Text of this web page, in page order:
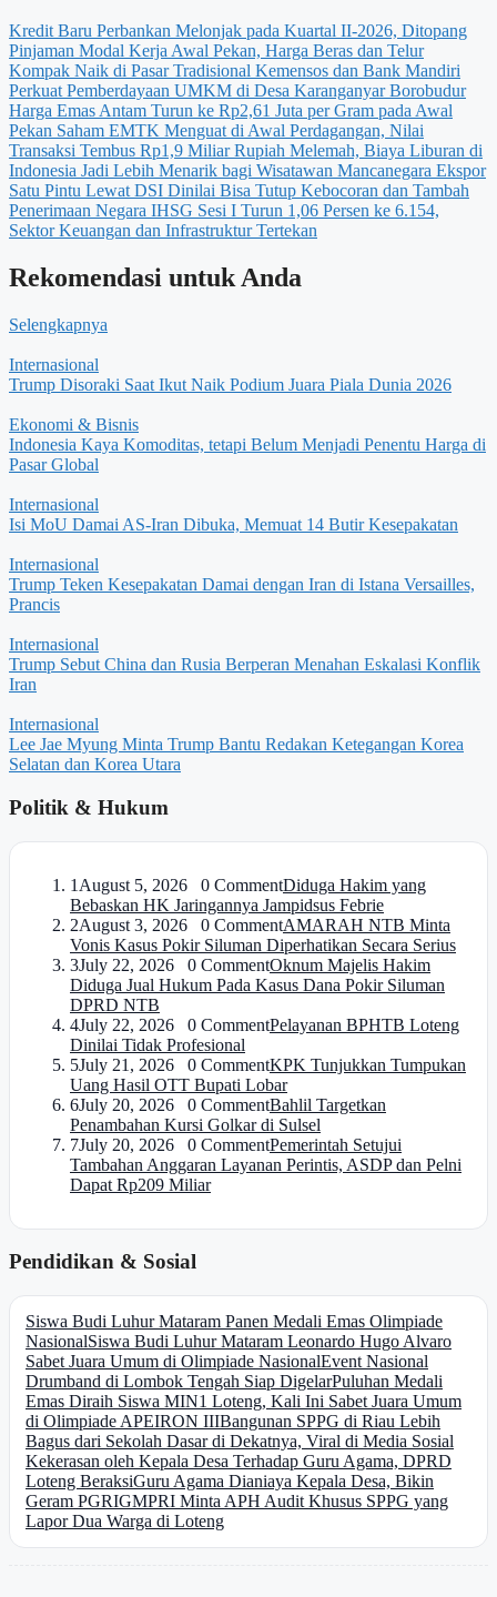
Kredit Baru Perbankan Melonjak pada Kuartal II-2026, Ditopang
Pinjaman Modal Kerja Awal Pekan, Harga Beras dan Telur
Kompak Naik di Pasar Tradisional Kemensos dan Bank Mandiri
Perkuat Pemberdayaan UMKM di Desa Karanganyar Borobudur
Harga Emas Antam Turun ke Rp2,61 Juta per Gram pada Awal
Pekan Saham EMTK Menguat di Awal Perdagangan, Nilai
Transaksi Tembus Rp1,9 MiliarRupiah Melemah, Biaya Liburan di
Indonesia Jadi Lebih Menarik bagi Wisatawan Mancanegara Ekspor
Satu Pintu Lewat DSI Dinilai Bisa Tutup Kebocoran dan Tambah
Penerimaan Negara IHSG Sesi I Turun 1,06 Persen ke 6.154,
Sektor Keuangan dan Infrastruktur Tertekan
Rekomendasi untuk Anda
Selengkapnya
Internasional
Trump Disoraki Saat Ikut Naik Podium Juara Piala Dunia 2026
Ekonomi & Bisnis
Indonesia Kaya Komoditas, tetapi Belum Menjadi Penentu Harga di
Pasar Global
Internasional
Isi MoU Damai AS-Iran Dibuka, Memuat 14 Butir Kesepakatan
Internasional
Trump Teken Kesepakatan Damai dengan Iran di Istana Versailles,
Prancis
Internasional
Trump Sebut China dan Rusia Berperan Menahan Eskalasi Konflik
Iran
Internasional
Lee Jae Myung Minta Trump Bantu Redakan Ketegangan Korea
Selatan dan Korea Utara
Politik & Hukum
1 August 5, 2026 0 CommentDiduga Hakim yang
Bebaskan HK Jaringannya Jampidsus Febrie
2August 3, 2026 0 CommentAMARAH NTB Minta
Vonis Kasus Pokir Siluman Diperhatikan Secara Serius
3July 22, 2026 0 CommentOknum Majelis Hakim
Diduga Jual Hukum Pada Kasus Dana Pokir Siluman
DPRD NTB
4July 22, 2026 0 CommentPelayanan BPHTB Loteng
Dinilai Tidak Profesional
5July 21, 2026 0 CommentKPK Tunjukkan Tumpukan
Uang Hasil OTT Bupati Lobar
6July 20, 2026 0 CommentBahlil Targetkan
Penambahan Kursi Golkar di Sulsel
7July 20, 2026 0 CommentPemerintah Setujui
Tambahan Anggaran Layanan Perintis, ASDP dan Pelni
Dapat Rp209 Miliar
Pendidikan & Sosial
Siswa Budi Luhur Mataram Panen Medali Emas Olimpiade
NasionalSiswa Budi Luhur Mataram Leonardo Hugo Alvaro
Sabet Juara Umum di Olimpiade NasionalEvent Nasional
Drumband di Lombok Tengah Siap DigelarPuluhan Medali
Emas Diraih Siswa MIN1 Loteng, Kali Ini Sabet Juara Umum
di Olimpiade APEIRON IIIBangunan SPPG di Riau Lebih
Bagus dari Sekolah Dasar di Dekatnya, Viral di Media Sosial
Kekerasan oleh Kepala Desa Terhadap Guru Agama, DPRD
Loteng BeraksiGuru Agama Dianiaya Kepala Desa, Bikin
Geram PGRIGMPRI Minta APH Audit Khusus SPPG yang
Lapor Dua Warga di Loteng